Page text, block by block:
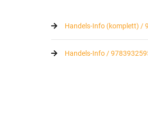
Handels-Info (komplett) /
Handels-Info /